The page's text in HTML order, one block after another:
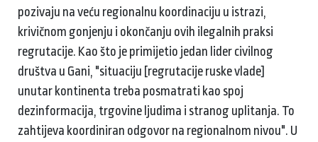
pozivaju na veću regionalnu koordinaciju u istrazi,
krivičnom gonjenju i okončanju ovih ilegalnih praksi
regrutacije. Kao što je primijetio jedan lider civilnog
društva u Gani, "situaciju [regrutacije ruske vlade]
unutar kontinenta treba posmatrati kao spoj
dezinformacija, trgovine ljudima i stranog uplitanja. To
zahtijeva koordiniran odgovor na regionalnom nivou". U